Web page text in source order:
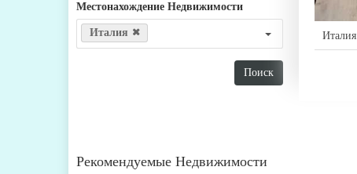
Местонахождение Недвижимости
Италия
Рекомендуемые Недвижимости
Италия